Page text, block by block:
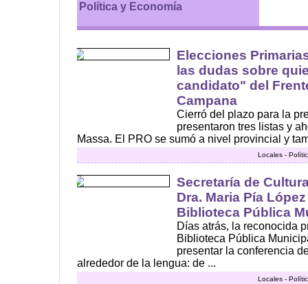
Política y Economía
Elecciones
las dudas sobre
candidato" del
Campana
Cierró del plazo para la
presentaron tres listas y
Massa. El PRO se sumó a nivel provincial y
Locales -
Secretaría de
Dra. Maria Pía
Biblioteca Pública
Días atrás, la reconocida
Biblioteca Pública
presentar la conferencia
alrededor de la lengua: de ...
Locales -